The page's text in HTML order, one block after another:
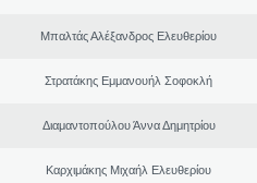
Μπαλτάς Αλέξανδρος Ελευθερίου
Στρατάκης Εμμανουήλ Σοφοκλή
Διαμαντοπούλου Άννα Δημητρίου
Καρχιμάκης Μιχαήλ Ελευθερίου